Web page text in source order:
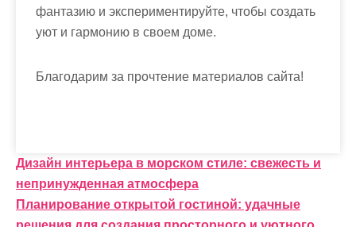
фантазию и экспериментируйте, чтобы создать
уют и гармонию в своем доме.
Благодарим за прочтение материалов сайта!
Н
а
Дизайн интерьера в морском стиле: свежесть и
непринужденная атмосфера
Планирование открытой гостиной: удачные